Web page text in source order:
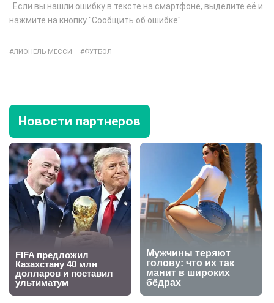
Если вы нашли ошибку в тексте на смартфоне, выделите её и
нажмите на кнопку "Сообщить об ошибке"
ЛИОНЕЛЬ МЕССИ ФУТБОЛ
Новости партнеров